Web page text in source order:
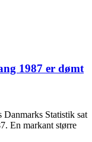
1987 er dømt
Statistik sat
En markant større